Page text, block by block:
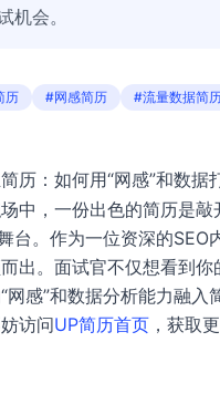
机会。
历 #网感简历 #流量数据简
历：如何用“网感”和数据
中，一份出色的简历是
台。作为一位资深的
出。面试官不仅想看到
网感”和数据分析能力融
访问UP简历首页 ，获取